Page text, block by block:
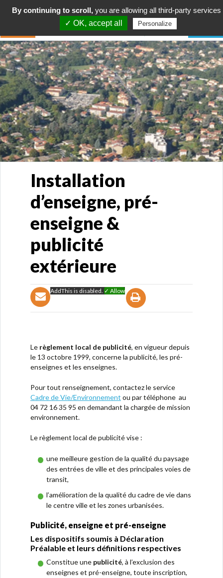
Installation
d’enseigne, pré-
enseigne &
publicité
extérieure
AddThis is disabled. ✓ Allow
Le règlement local de publicité, en vigueur depuis
le 13 octobre 1999, concerne la publicité, les pré-
enseignes et les enseignes.
Pour tout renseignement, contactez le service
Cadre de Vie/Environnement ou par téléphone au
04 72 16 35 95 en demandant la chargée de mission
environnement.
Le règlement local de publicité vise :
une meilleure gestion de la qualité du paysage
des entrées de ville et des principales voies de
transit,
l’amélioration de la qualité du cadre de vie dans
le centre ville et les zones urbanisées.
Publicité, enseigne et pré-enseigne
Les dispositifs soumis à Déclaration
Préalable et leurs définitions respectives
Constitue une publicité, à l’exclusion des
enseignes et pré-enseigne, toute inscription,
By continuing to scroll, you are allowing all third-party services
✓ OK, accept all
Personalize